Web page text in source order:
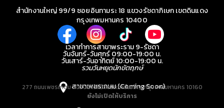
สำนักงานใหญ่ 99/9 ซอยอินทามระ 18 แขวงรัชดาภิเษก เขตดินแดง
กรุงเทพมหานคร 10400
เวลาทำการสาขาพระราม 9-รัชดา
วันจันทร์-วันศุกร์ 09:00-19:00 น.
วันเสาร์-วันอาทิตย์ 10:00-19:00 น.
รวมวันหยุดนักขัตฤกษ์
สาขาเพชรเกษม (Coming Soon)
277 ถนนเพชรเกษม แขวงบางหว้า เขตภาษีเจริญ กรุงเทพมหานคร 10160
ยังไม่เปิดให้บริการ